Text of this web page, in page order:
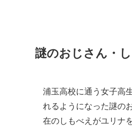
謎のおじさん・
浦玉高校に通う女子高
れるようになった謎の
在のしもべえがユリナ